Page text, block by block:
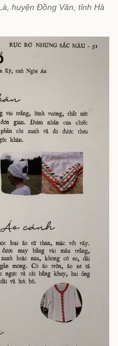
huyện Đồng Văn, tỉnh Hà